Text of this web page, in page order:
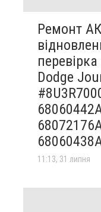
Ремонт
перевірка
Dodge
11:13, 31 липня